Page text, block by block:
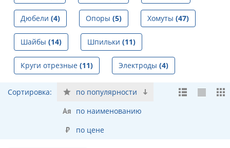
Дюбели (4) Опоры (5) Хомуты (47)
Шайбы (14) Шпильки (11)
Круги отрезные (11) Электроды (4)
Сортировка:
по популярности
по наименованию
по цене